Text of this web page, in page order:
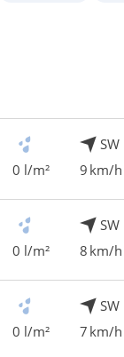
0 l/m²
SW
9 km/h
0 l/m²
SW
8 km/h
0 l/m²
SW
7 km/h